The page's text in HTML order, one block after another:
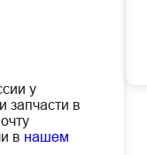
у
в
в нашем